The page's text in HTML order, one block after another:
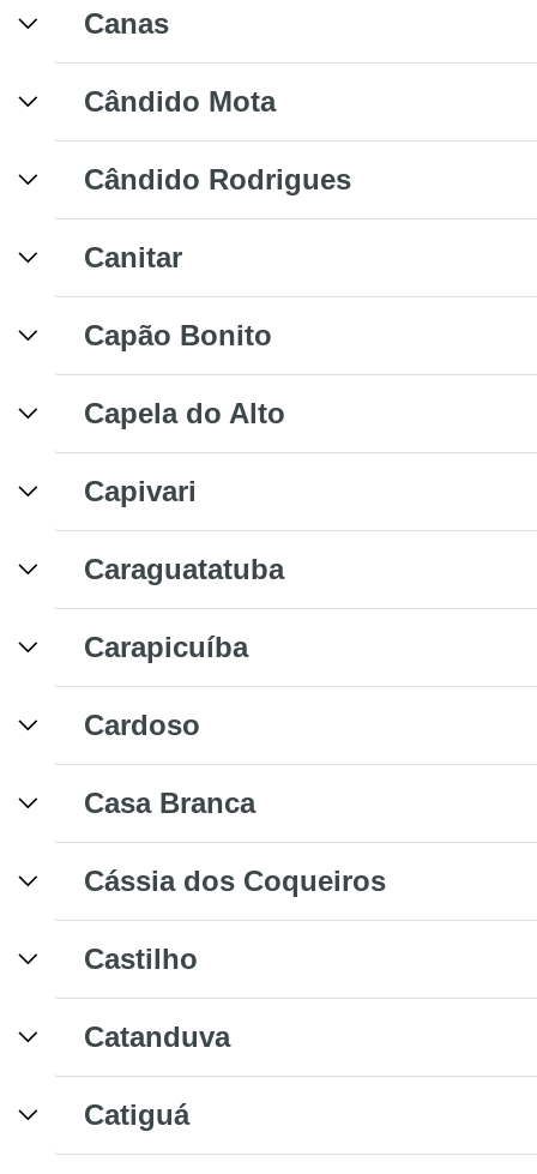
Canas
Cândido Mota
Cândido Rodrigues
Canitar
Capão Bonito
Capela do Alto
Capivari
Caraguatatuba
Carapicuíba
Cardoso
Casa Branca
Cássia dos Coqueiros
Castilho
Catanduva
Catiguá